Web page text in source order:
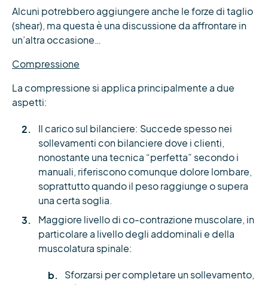
Alcuni potrebbero aggiungere anche le forze di taglio
(shear), ma questa è una discussione da affrontare in
un’altra occasione…
Compressione
La compressione si applica principalmente a due
aspetti:
Il carico sul bilanciere: Succede spesso nei
sollevamenti con bilanciere dove i clienti,
nonostante una tecnica “perfetta” secondo i
manuali, riferiscono comunque dolore lombare,
soprattutto quando il peso raggiunge o supera
una certa soglia.
Maggiore livello di co-contrazione muscolare, in
particolare a livello degli addominali e della
muscolatura spinale:
Sforzarsi per completare un sollevamento,